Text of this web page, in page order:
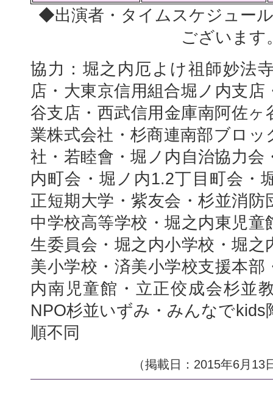
◆出演者・タイムスケジュー
ございます
協力：堀之内厄よけ祖師妙法
店・大東京信用組合堀ノ内支
谷支店・西武信用金庫南阿佐ヶ
業株式会社・杉商連南部ブロッ
社・若睦會・堀ノ内自治協力会
内町会・堀ノ内1.2丁目町会・
正短期大学・紫友会・杉並消防
中学校高等学校・堀之内東児童
生委員会・堀之内小学校・堀之
美小学校・済美小学校支援本部
内南児童館・立正佼成会杉並
NPO杉並いずみ・みんなで
順不同
（掲載日：2015年6月